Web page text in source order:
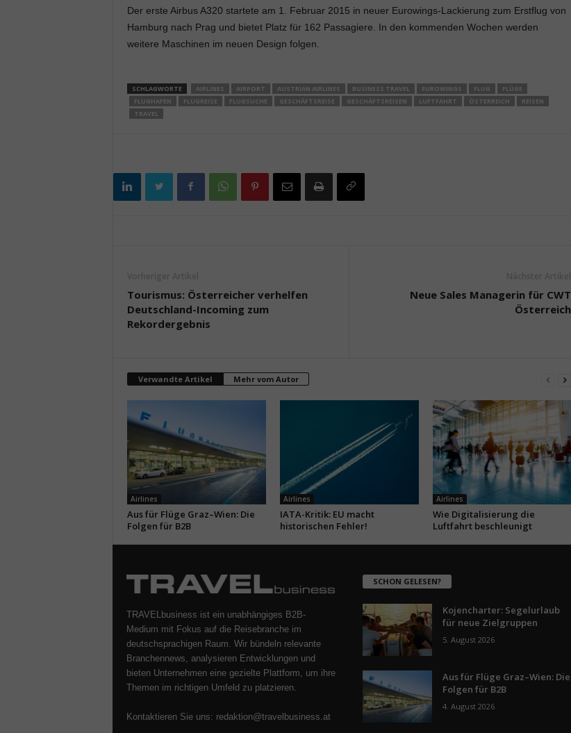
Der erste Airbus A320 startete am 1. Februar 2015 in neuer Eurowings-Lackierung zum Erstflug von
Hamburg nach Prag und bietet Platz für 162 Passagiere. In den kommenden Wochen werden
weitere Maschinen im neuen Design folgen.
SCHLAGWORTE AIRLINES AIRPORT AUSTRIAN AIRLINES BUSINESS TRAVEL EUROWINGS FLUG
FLÜGE
FLUGHAFEN
FLUGREISE FLUGSUCHE GESCHÄFTSREISE GESCHÄFTSREISEN LUFTFAHRT ÖSTERREICH
REISEN
TRAVEL
Tourismus: Österreicher verhelfen
Deutschland-Incoming zum
Rekordergebnis
Neue Sales Managerin für CWT
Österreich
Verwandte Artikel Mehr vom Autor
Airlines
Aus für Flüge Graz–Wien: Die
Folgen für B2B
Airlines
IATA-Kritik: EU macht
historischen Fehler!
Airlines
Wie Digitalisierung die
Luftfahrt beschleunigt
TRAVELbusiness ist ein unabhängiges B2B-
Medium mit Fokus auf die Reisebranche im
deutschsprachigen Raum. Wir bündeln relevante
Branchennews, analysieren Entwicklungen und
bieten Unternehmen eine gezielte Plattform, um ihre
Themen im richtigen Umfeld zu platzieren.
Kontaktieren Sie uns: redaktion@travelbusiness.at
SCHON GELESEN?
Kojencharter: Segelurlaub
für neue Zielgruppen
5. August 2026
Aus für Flüge Graz–Wien: Die
Folgen für B2B
4. August 2026